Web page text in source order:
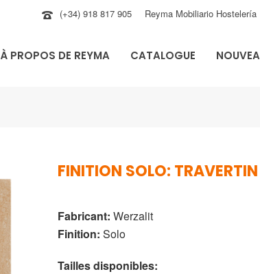
(+34) 918 817 905 Reyma Mobiliario Hostelería
À PROPOS DE REYMA CATALOGUE
FINITION SOLO: TRAVERTIN
Fabricant: Werzalit
Finition: Solo
Tailles disponibles: